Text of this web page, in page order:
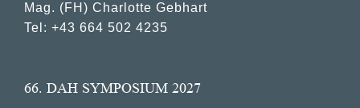
Mag. (FH) Charlotte Gebhart
Tel: +43 664 502 4235
66. DAH SYMPOSIUM 2027